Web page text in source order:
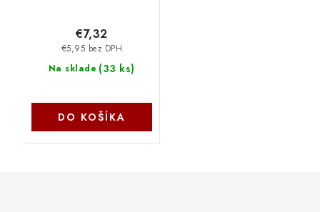
Na sklade (33 ks)
€5,95 bez DPH
€7,32
DO KOŠÍKA